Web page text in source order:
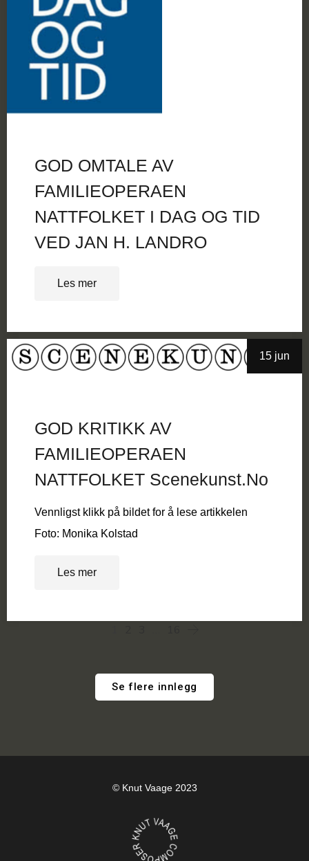
GOD OMTALE AV
FAMILIEOPERAEN
NATTFOLKET I DAG OG TID
VED JAN H. LANDRO
Les mer
15 jun
GOD KRITIKK AV
FAMILIEOPERAEN
NATTFOLKET Scenekunst.no
Vennligst klikk på bildet for å lese artikkelen
Foto: Monika Kolstad
Les mer
Se flere innlegg
© Knut Vaage 2023